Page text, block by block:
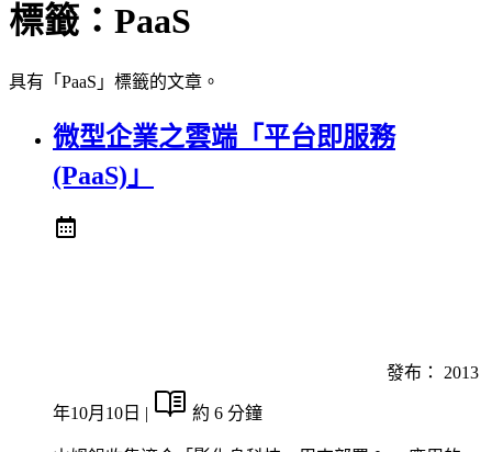
標籤： PaaS
具有「PaaS」標籤的文章。
微型企業之雲端「平台即服務
(PaaS)」
發布： 2013
年10月10日 | 約 6 分鐘